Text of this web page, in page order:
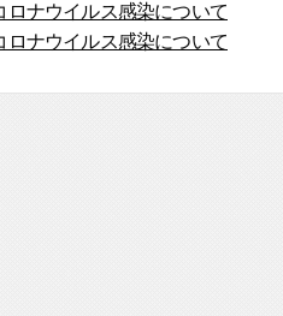
ロナウイルス感染について
ロナウイルス感染について